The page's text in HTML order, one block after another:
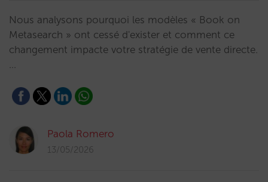
Nous analysons pourquoi les modèles « Book on
Metasearch » ont cessé d'exister et comment ce
changement impacte votre stratégie de vente directe.
…
Paola Romero
13/05/2026